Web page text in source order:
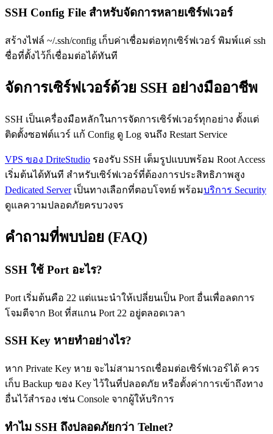
SSH Config File สำหรับจัดการหลายเซิร์ฟเวอร์
สร้างไฟล์ ~/.ssh/config เก็บค่าเชื่อมต่อทุกเซิร์ฟเวอร์ พิมพ์แค่ ssh
ชื่อที่ตั้งไว้ก็เชื่อมต่อได้ทันที
จัดการเซิร์ฟเวอร์ด้วย SSH อย่างมืออาชีพ
SSH เป็นเครื่องมือหลักในการจัดการเซิร์ฟเวอร์ทุกอย่าง ตั้งแต่
ติดตั้งซอฟต์แวร์ แก้ Config ดู Log จนถึง Restart Service
VPS ของ DriteStudio รองรับ SSH เต็มรูปแบบพร้อม Root Access
เริ่มต้นได้ทันที สำหรับเซิร์ฟเวอร์ที่ต้องการประสิทธิภาพสูง
Dedicated Serverเป็นทางเลือกที่ตอบโจทย์ พร้อมบริการ Security
ดูแลความปลอดภัยครบวงจร
คำถามที่พบบ่อย (FAQ)
SSH ใช้ Port อะไร?
Port เริ่มต้นคือ 22 แต่แนะนำให้เปลี่ยนเป็น Port อื่นเพื่อลดการ
โจมตีจาก Bot ที่สแกน Port 22 อยู่ตลอดเวลา
SSH Key หายทำอย่างไร?
หาก Private Key หาย จะไม่สามารถเชื่อมต่อเซิร์ฟเวอร์ได้ ควร
เก็บ Backup ของ Key ไว้ในที่ปลอดภัย หรือตั้งค่าการเข้าถึงทาง
อื่นไว้สำรอง เช่น Console จากผู้ให้บริการ
ทำไม SSH ถึงปลอดภัยกว่า Telnet?